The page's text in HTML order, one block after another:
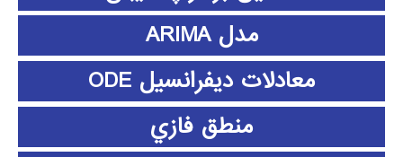
مدل ARIMA
معادلات دیفرانسیل ODE
منطق فازي